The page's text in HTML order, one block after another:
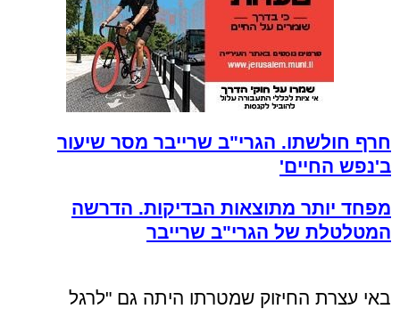
חרף חולשתו. הגרי"ב שרייבר מסר שיעור
ב'נפש החיים'
מפחד יותר מתוצאות הבדיקות. הדרשה
המטלטלת של הגרי"ב שרייבר
באי עצרת החיזוק שמטרתו היתה גם "לרגל